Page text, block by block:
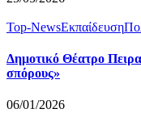
Top-NewsΕκπαίδευση
Δημοτικό Θέατρο
σπόρους»
06/01/2026